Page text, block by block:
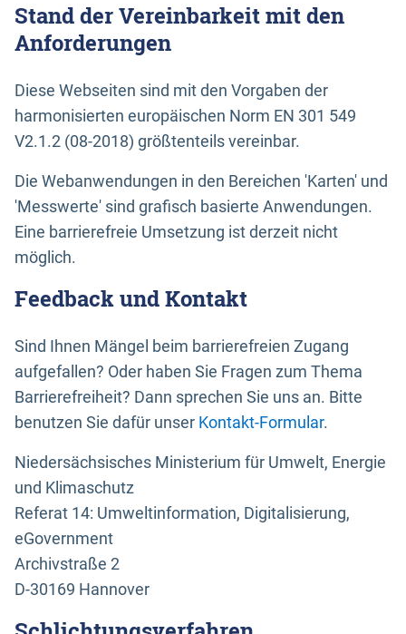
Stand der Vereinbarkeit mit den
Anforderungen
Diese Webseiten sind mit den Vorgaben der
harmonisierten europäischen Norm EN 301 549
V2.1.2 (08-2018) größtenteils vereinbar.
Die Webanwendungen in den Bereichen 'Karten' und
'Messwerte' sind grafisch basierte Anwendungen.
Eine barrierefreie Umsetzung ist derzeit nicht
möglich.
Feedback und Kontakt
Sind Ihnen Mängel beim barrierefreien Zugang
aufgefallen? Oder haben Sie Fragen zum Thema
Barrierefreiheit? Dann sprechen Sie uns an. Bitte
benutzen Sie dafür unser Kontakt-Formular.
Niedersächsisches Ministerium für Umwelt, Energie
und Klimaschutz
Referat 14: Umweltinformation, Digitalisierung,
eGovernment
Archivstraße 2
D-30169 Hannover